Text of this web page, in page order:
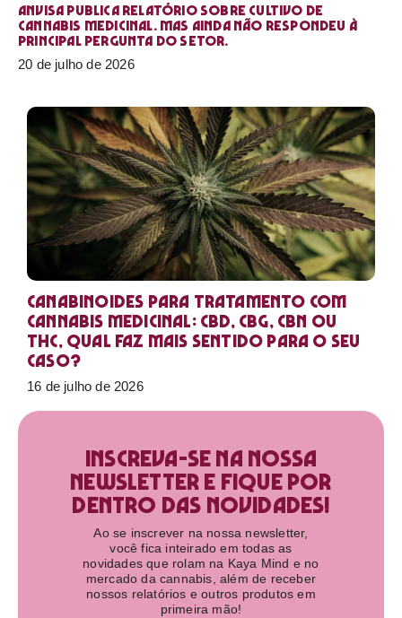
Anvisa publica relatório sobre cultivo de
Cannabis medicinal. Mas ainda não respondeu à
principal pergunta do setor.
20 de julho de 2026
Canabinoides para tratamento com
cannabis medicinal: CBD, CBG, CBN ou
THC, qual faz mais sentido para o seu
caso?
16 de julho de 2026
Inscreva-se na nossa
newsletter e fique por
dentro das novidades!​
Ao se inscrever na nossa newsletter,
você fica inteirado em todas as
novidades que rolam na Kaya Mind e no
mercado da cannabis, além de receber
nossos relatórios e outros produtos em
primeira mão!